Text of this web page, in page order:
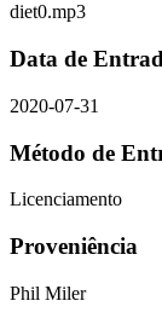
diet0.mp3
Data de
2020-07-31
Método de
Licenciamento
Proveniência
Phil Miler